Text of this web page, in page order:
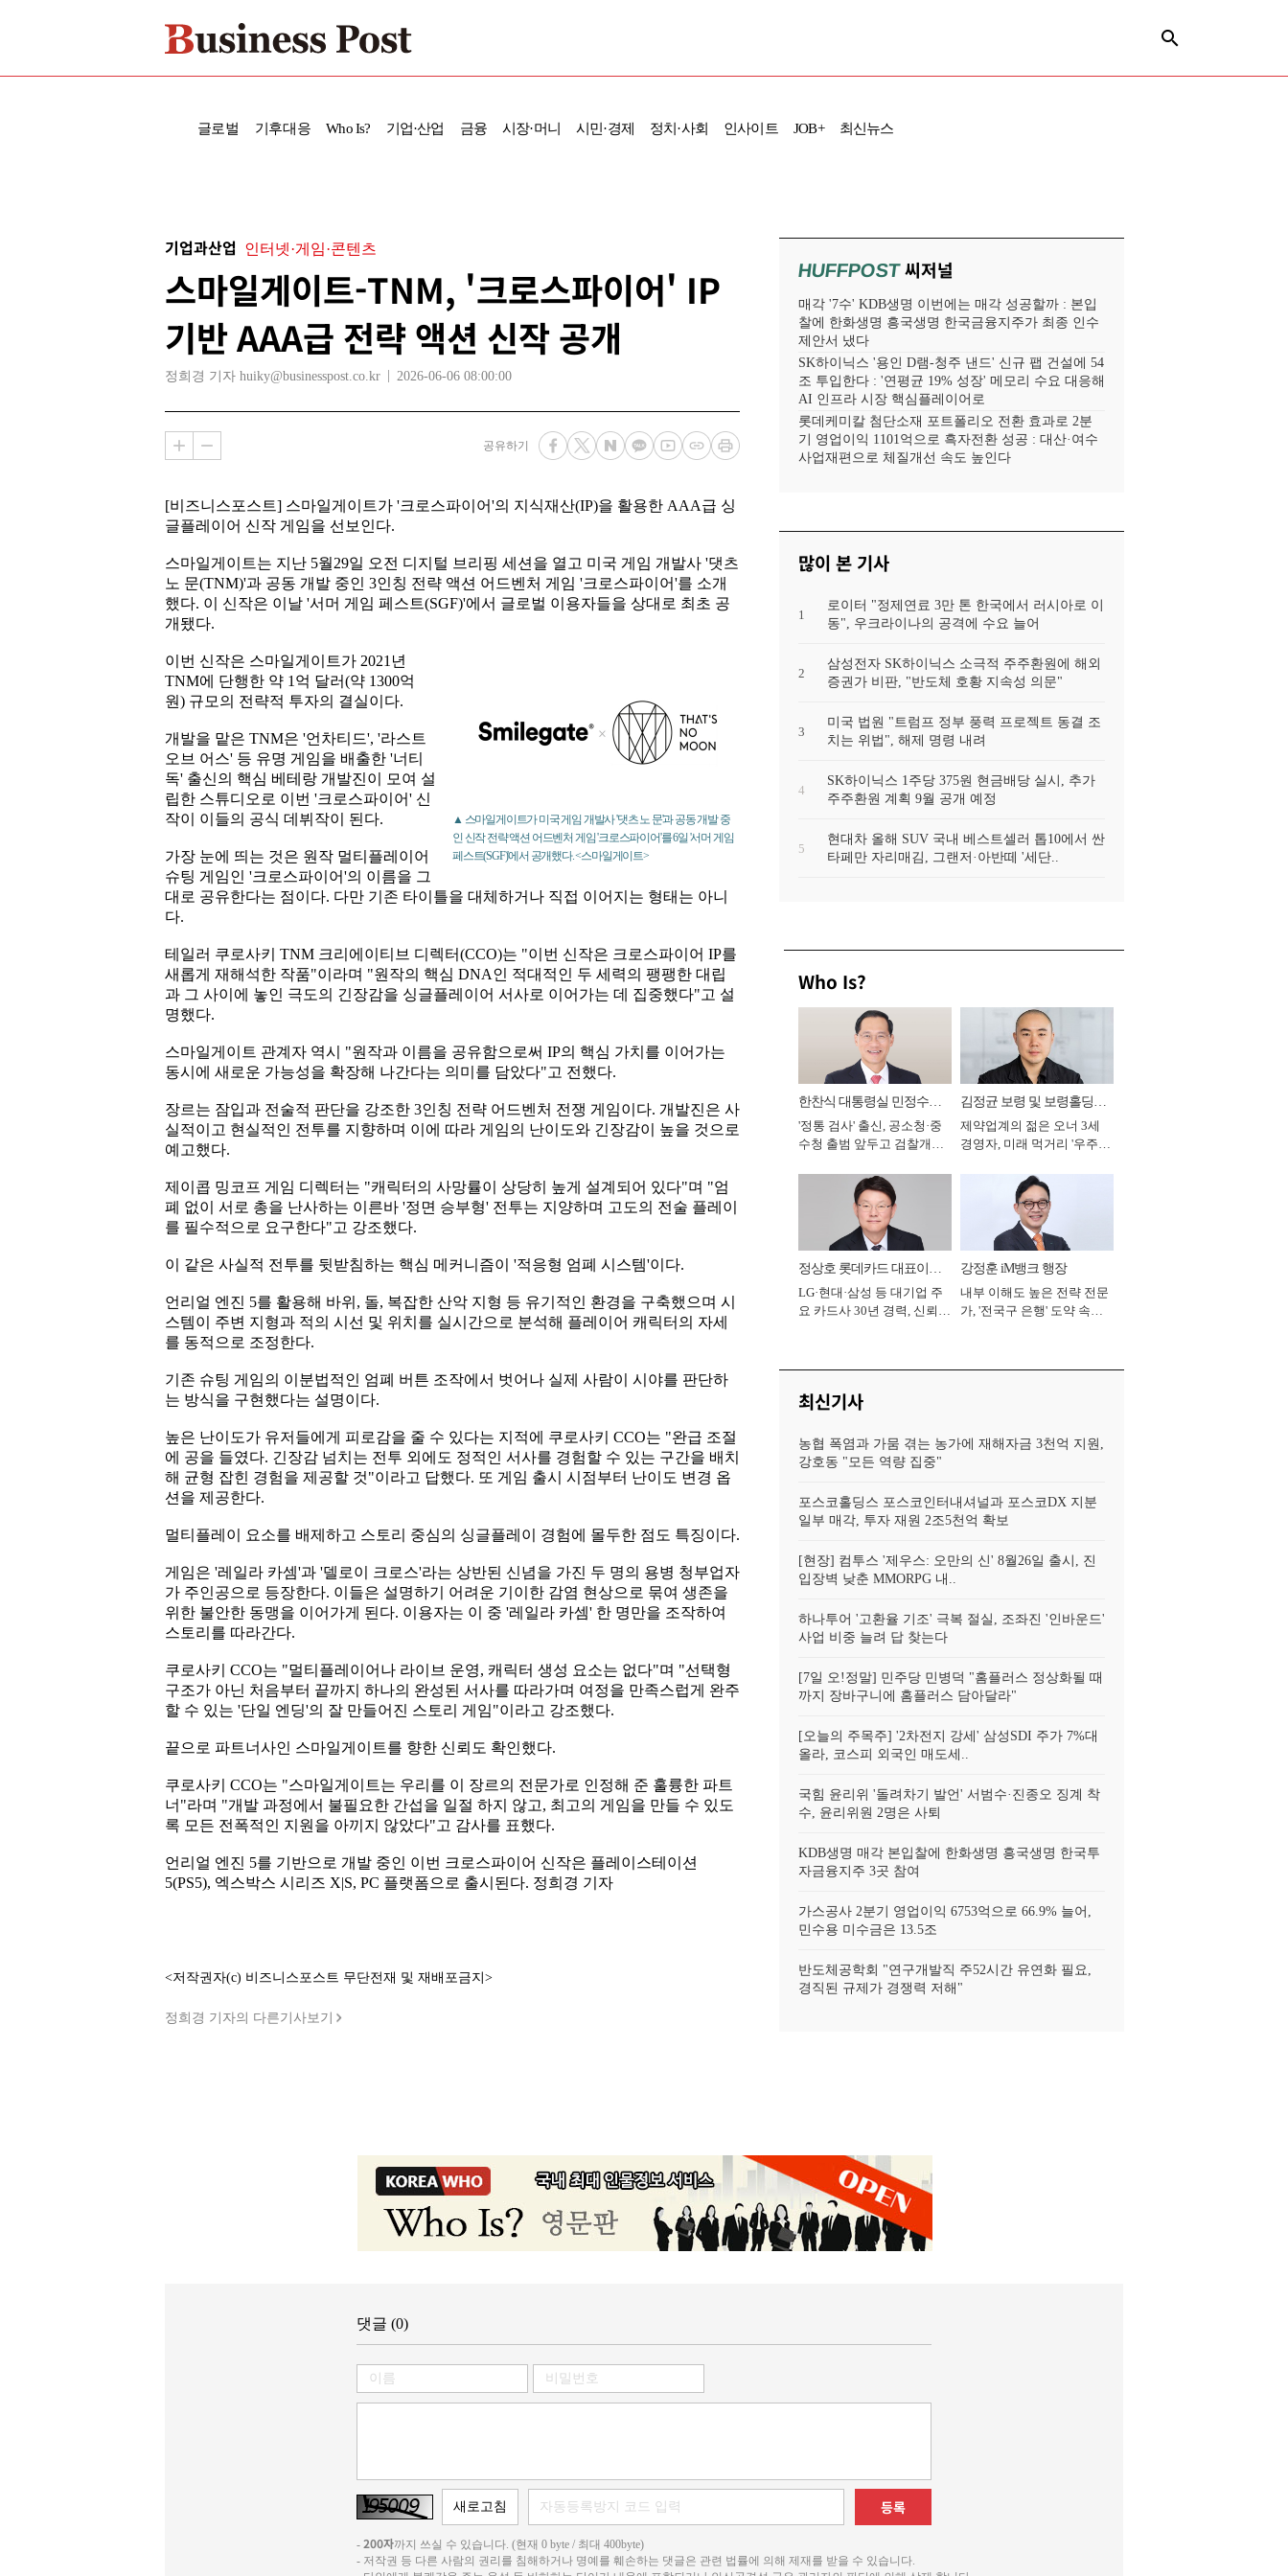
글로벌 기후대응 Who Is? 기업·산업 금융 시장·머니 시민·경제 정치·사회 인사이트 JOB+ 최신뉴스
기업과산업 인터넷·게임·콘텐츠
스마일게이트-TNM, '크로스파이어' IP
기반 AAA급 전략 액션 신작 공개
정희경 기자 huiky@businesspost.co.kr 2026-06-06 08:00:00
공유하기
[비즈니스포스트] 스마일게이트가 '크로스파이어'의 지식재산(IP)을 활용한 AAA급 싱
글플레이어 신작 게임을 선보인다.
스마일게이트는 지난 5월29일 오전 디지털 브리핑 세션을 열고 미국 게임 개발사 '댓츠
노 문(TNM)'과 공동 개발 중인 3인칭 전략 액션 어드벤처 게임 '크로스파이어'를 소개
했다. 이 신작은 이날 '서머 게임 페스트(SGF)'에서 글로벌 이용자들을 상대로 최초 공
개됐다.
▲ 스마일게이트가 미국 게임 개발사 '댓츠 노 문'과 공동 개발 중
인 신작 전략 액션 어드벤처 게임 '크로스파이어'를 6일 '서머 게임
페스트(SGF)'에서 공개했다. <스마일게이트>
이번 신작은 스마일게이트가 2021년
TNM에 단행한 약 1억 달러(약 1300억
원) 규모의 전략적 투자의 결실이다.
개발을 맡은 TNM은 '언차티드', '라스트
오브 어스' 등 유명 게임을 배출한 '너티
독' 출신의 핵심 베테랑 개발진이 모여 설
립한 스튜디오로 이번 '크로스파이어' 신
작이 이들의 공식 데뷔작이 된다.
가장 눈에 띄는 것은 원작 멀티플레이어
슈팅 게임인 '크로스파이어'의 이름을 그
대로 공유한다는 점이다. 다만 기존 타이틀을 대체하거나 직접 이어지는 형태는 아니
다.
테일러 쿠로사키 TNM 크리에이티브 디렉터(CCO)는 "이번 신작은 크로스파이어 IP를
새롭게 재해석한 작품"이라며 "원작의 핵심 DNA인 적대적인 두 세력의 팽팽한 대립
과 그 사이에 놓인 극도의 긴장감을 싱글플레이어 서사로 이어가는 데 집중했다"고 설
명했다.
스마일게이트 관계자 역시 "원작과 이름을 공유함으로써 IP의 핵심 가치를 이어가는
동시에 새로운 가능성을 확장해 나간다는 의미를 담았다"고 전했다.
장르는 잠입과 전술적 판단을 강조한 3인칭 전략 어드벤처 전쟁 게임이다. 개발진은 사
실적이고 현실적인 전투를 지향하며 이에 따라 게임의 난이도와 긴장감이 높을 것으로
예고했다.
제이콥 밍코프 게임 디렉터는 "캐릭터의 사망률이 상당히 높게 설계되어 있다"며 "엄
폐 없이 서로 총을 난사하는 이른바 '정면 승부형' 전투는 지양하며 고도의 전술 플레이
를 필수적으로 요구한다"고 강조했다.
이 같은 사실적 전투를 뒷받침하는 핵심 메커니즘이 '적응형 엄폐 시스템'이다.
언리얼 엔진 5를 활용해 바위, 돌, 복잡한 산악 지형 등 유기적인 환경을 구축했으며 시
스템이 주변 지형과 적의 시선 및 위치를 실시간으로 분석해 플레이어 캐릭터의 자세
를 동적으로 조정한다.
기존 슈팅 게임의 이분법적인 엄폐 버튼 조작에서 벗어나 실제 사람이 시야를 판단하
는 방식을 구현했다는 설명이다.
높은 난이도가 유저들에게 피로감을 줄 수 있다는 지적에 쿠로사키 CCO는 "완급 조절
에 공을 들였다. 긴장감 넘치는 전투 외에도 정적인 서사를 경험할 수 있는 구간을 배치
해 균형 잡힌 경험을 제공할 것"이라고 답했다. 또 게임 출시 시점부터 난이도 변경 옵
션을 제공한다.
멀티플레이 요소를 배제하고 스토리 중심의 싱글플레이 경험에 몰두한 점도 특징이다.
게임은 '레일라 카셈'과 '델로이 크로스'라는 상반된 신념을 가진 두 명의 용병 청부업자
가 주인공으로 등장한다. 이들은 설명하기 어려운 기이한 감염 현상으로 묶여 생존을
위한 불안한 동맹을 이어가게 된다. 이용자는 이 중 '레일라 카셈' 한 명만을 조작하여
스토리를 따라간다.
쿠로사키 CCO는 "멀티플레이어나 라이브 운영, 캐릭터 생성 요소는 없다"며 "선택형
구조가 아닌 처음부터 끝까지 하나의 완성된 서사를 따라가며 여정을 만족스럽게 완주
할 수 있는 '단일 엔딩'의 잘 만들어진 스토리 게임"이라고 강조했다.
끝으로 파트너사인 스마일게이트를 향한 신뢰도 확인했다.
쿠로사키 CCO는 "스마일게이트는 우리를 이 장르의 전문가로 인정해 준 훌륭한 파트
너"라며 "개발 과정에서 불필요한 간섭을 일절 하지 않고, 최고의 게임을 만들 수 있도
록 모든 전폭적인 지원을 아끼지 않았다"고 감사를 표했다.
언리얼 엔진 5를 기반으로 개발 중인 이번 크로스파이어 신작은 플레이스테이션
5(PS5), 엑스박스 시리즈 X|S, PC 플랫폼으로 출시된다. 정희경 기자
<저작권자(c) 비즈니스포스트 무단전재 및 재배포금지>
정희경 기자의 다른기사보기
HUFFPOST씨저널
매각 '7수' KDB생명 이번에는 매각 성공할까 : 본입
찰에 한화생명 흥국생명 한국금융지주가 최종 인수
제안서 냈다
SK하이닉스 '용인 D램-청주 낸드' 신규 팹 건설에 54
조 투입한다 : '연평균 19% 성장' 메모리 수요 대응해
AI 인프라 시장 핵심플레이어로
롯데케미칼 첨단소재 포트폴리오 전환 효과로 2분
기 영업이익 1101억으로 흑자전환 성공 : 대산·여수
사업재편으로 체질개선 속도 높인다
많이 본 기사
1
로이터 "정제연료 3만 톤 한국에서 러시아로 이
동", 우크라이나의 공격에 수요 늘어
2
삼성전자 SK하이닉스 소극적 주주환원에 해외
증권가 비판, "반도체 호황 지속성 의문"
3
미국 법원 "트럼프 정부 풍력 프로젝트 동결 조
치는 위법", 해제 명령 내려
4
SK하이닉스 1주당 375원 현금배당 실시, 추가
주주환원 계획 9월 공개 예정
5
현대차 올해 SUV 국내 베스트셀러 톱10에서 싼
타페만 자리매김, 그랜저·아반떼 '세단..
Who Is?
한찬식 대통령실 민정수석
비서관
'정통 검사' 출신, 공소청·중
수청 출범 앞두고 검찰개혁
김정균 보령 및 보령홀딩스
대표이사 사장
제약업계의 젊은 오너 3세
경영자, 미래 먹거리 '우주와
정상호 롯데카드 대표이사
사장
LG·현대·삼성 등 대기업 주
요 카드사 30년 경력, 신뢰
강정훈 iM뱅크 행장
내부 이해도 높은 전략 전문
가, '전국구 은행' 도약 속도
최신기사
농협 폭염과 가뭄 겪는 농가에 재해자금 3천억 지원,
강호동 "모든 역량 집중"
포스코홀딩스 포스코인터내셔널과 포스코DX 지분
일부 매각, 투자 재원 2조5천억 확보
[현장] 컴투스 '제우스: 오만의 신' 8월26일 출시, 진
입장벽 낮춘 MMORPG 내..
하나투어 '고환율 기조' 극복 절실, 조좌진 '인바운드'
사업 비중 늘려 답 찾는다
[7일 오!정말] 민주당 민병덕 "홈플러스 정상화될 때
까지 장바구니에 홈플러스 담아달라"
[오늘의 주목주] '2차전지 강세' 삼성SDI 주가 7%대
올라, 코스피 외국인 매도세..
국힘 윤리위 '돌려차기 발언' 서범수·진종오 징계 착
수, 윤리위원 2명은 사퇴
KDB생명 매각 본입찰에 한화생명 흥국생명 한국투
자금융지주 3곳 참여
가스공사 2분기 영업이익 6753억으로 66.9% 늘어,
민수용 미수금은 13.5조
반도체공학회 "연구개발직 주52시간 유연화 필요,
경직된 규제가 경쟁력 저해"
댓글 (0)
등록
- 200자까지 쓰실 수 있습니다. (현재 0 byte / 최대 400byte)
- 저작권 등 다른 사람의 권리를 침해하거나 명예를 훼손하는 댓글은 관련 법률에 의해 제재를 받을 수 있습니다.